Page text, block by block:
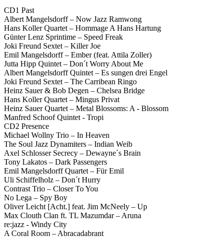
CD1 Past
Albert Mangelsdorff – Now Jazz Ramwong
Hans Koller Quartet – Hommage A Hans Hartung
Günter Lenz Sprintime – Speed Freak
Joki Freund Sextet – Killer Joe
Emil Mangelsdorff – Ember (feat. Attila Zoller)
Jutta Hipp Quintet – Don´t Worry About Me
Albert Mangelsdorff Quintet – Es sungen drei Engel
Joki Freund Sextet – The Carribean Ringo
Heinz Sauer & Bob Degen – Chelsea Bridge
Hans Koller Quartet – Mingus Privat
Heinz Sauer Quartet – Metal Blossoms: A - Blossom
Manfred Schoof Quintet - Tropi
CD2 Presence
Michael Wollny Trio – In Heaven
The Soul Jazz Dynamiters – Indian Weib
Axel Schlosser Secrecy – Dewayne´s Brain
Tony Lakatos – Dark Passengers
Emil Mangelsdorff Quartet – Für Emil
Uli Schiffelholz – Don´t Hurry
Contrast Trio – Closer To You
No Lega – Spy Boy
Oliver Leicht [Acht.] feat. Jim McNeely – Up
Max Clouth Clan ft. TL Mazumdar – Aruna
re:jazz - Windy City
A Coral Room – Abracadabrant